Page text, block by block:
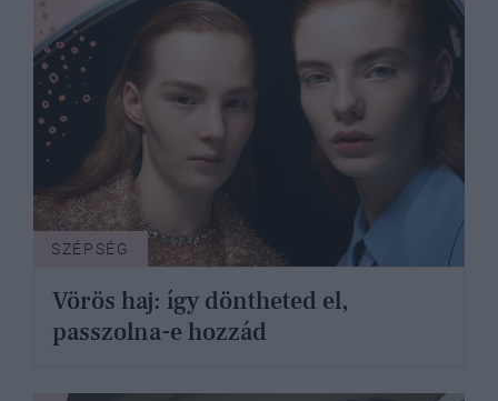
SZÉPSÉG
Vörös haj: így döntheted el,
passzolna-e hozzád